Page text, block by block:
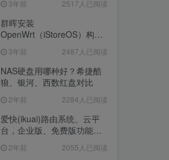
3年前 2517人已阅读
群晖安装
OpenWrt（iStoreOS）构建
3年前 2487人已阅读
NAS硬盘用哪种好？希捷酷
狼、银河、西数红盘对比
2年前 2284人已阅读
爱快(ikuai)路由系统、云平
台，企业版、免费版功能对
2年前 2055人已阅读